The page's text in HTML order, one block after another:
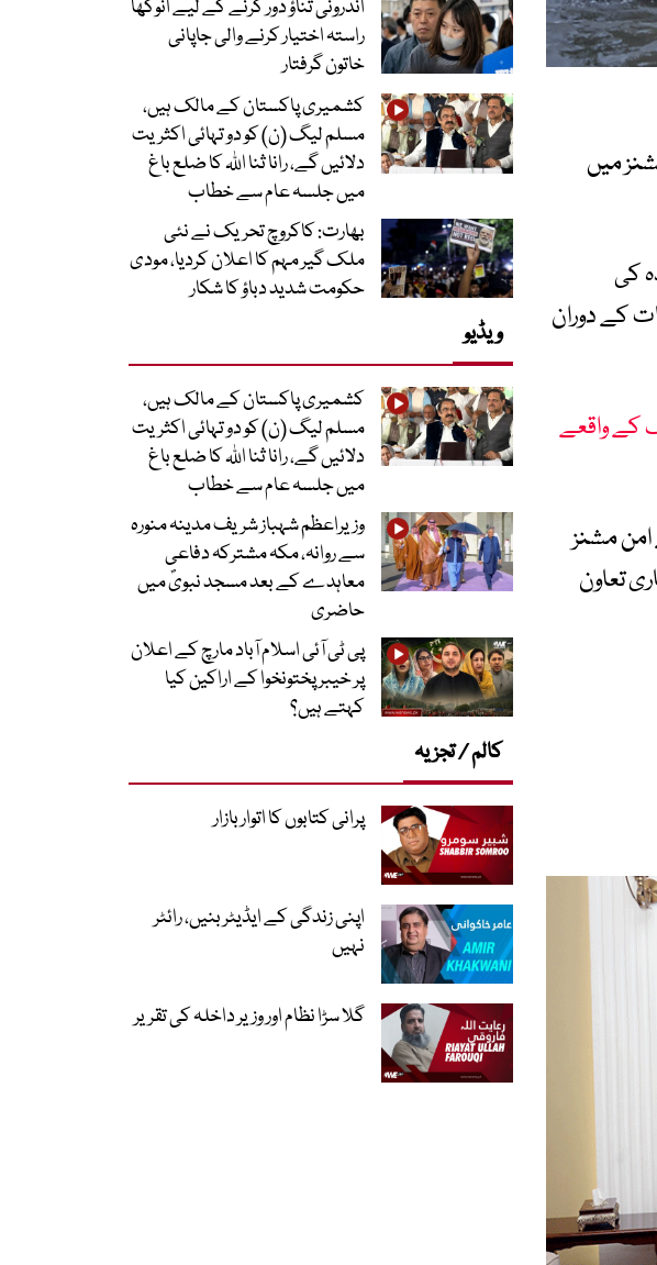
میں
کی
کے دوران
کے واقعے
امن مشنز
تعاون
اندرونی تناؤ دور کرنے کے لیے انوکھا
راستہ اختیار کرنے والی جاپانی
خاتون گرفتار
کشمیری پاکستان کے مالک ہیں،
مسلم لیگ (ن) کو دو تہائی اکثریت
دلائیں گے، رانا ثنا اللہ کا ضلع باغ
میں جلسہ عام سے خطاب
بھارت: کاکروچ تحریک نے نئی
ملک گیر مہم کا اعلان کردیا، مودی
حکومت شدید دباؤ کا شکار
ویڈیو
کشمیری پاکستان کے مالک ہیں،
مسلم لیگ (ن) کو دو تہائی اکثریت
دلائیں گے، رانا ثنا اللہ کا ضلع باغ
میں جلسہ عام سے خطاب
وزیراعظم شہباز شریف مدینہ منورہ
سے روانہ، مکہ مشترکہ دفاعی
معاہدے کے بعد مسجد نبویؐ میں
حاضری
پی ٹی آئی اسلام آباد مارچ کے اعلان
پر خیبر پختونخوا کے اراکین کیا
کہتے ہیں؟
کالم / تجزیہ
پرانی کتابوں کا اتوار بازار
اپنی زندگی کے ایڈیٹر بنیں، رائٹر
نہیں
گلا سڑا نظام اور وزیر داخلہ کی تقریر